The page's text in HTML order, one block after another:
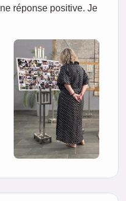
réponse positive. Je